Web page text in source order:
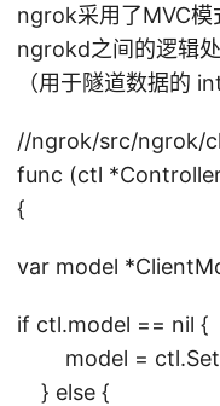
ngrok采用了MVC模
ngrokd之间的逻辑
（用于隧道数据的
//ngrok/src/ngrok/
func (ctl
{
var model
if ctl.model == nil {
model =
} else {